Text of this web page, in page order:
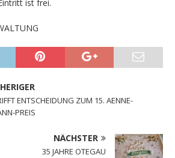
ist frei.
ENTSCHEIDUNG ZUM 15. AENNE-
PREIS
NÄCHSTER
35 JAHRE OTEGAU